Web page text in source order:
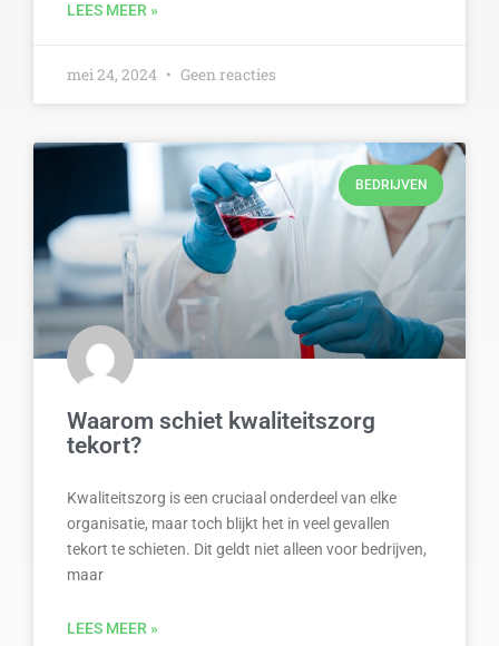
LEES MEER »
mei 24, 2024 Geen reacties
BEDRIJVEN
Waarom schiet kwaliteitszorg
tekort?
Kwaliteitszorg is een cruciaal onderdeel van elke
organisatie, maar toch blijkt het in veel gevallen
tekort te schieten. Dit geldt niet alleen voor bedrijven,
maar
LEES MEER »